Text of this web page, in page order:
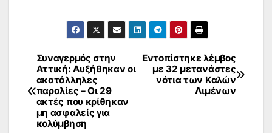
Πλοήγηση
άρθρων
Εντοπίστηκε λέμβος
με 32 μετανάστες
νότια των Καλών
Λιμένων
Συναγερμός στην
Αττική: Αυξήθηκαν οι
ακατάλληλες
παραλίες – Οι 29
ακτές που κρίθηκαν
μη ασφαλείς για
κολύμβηση